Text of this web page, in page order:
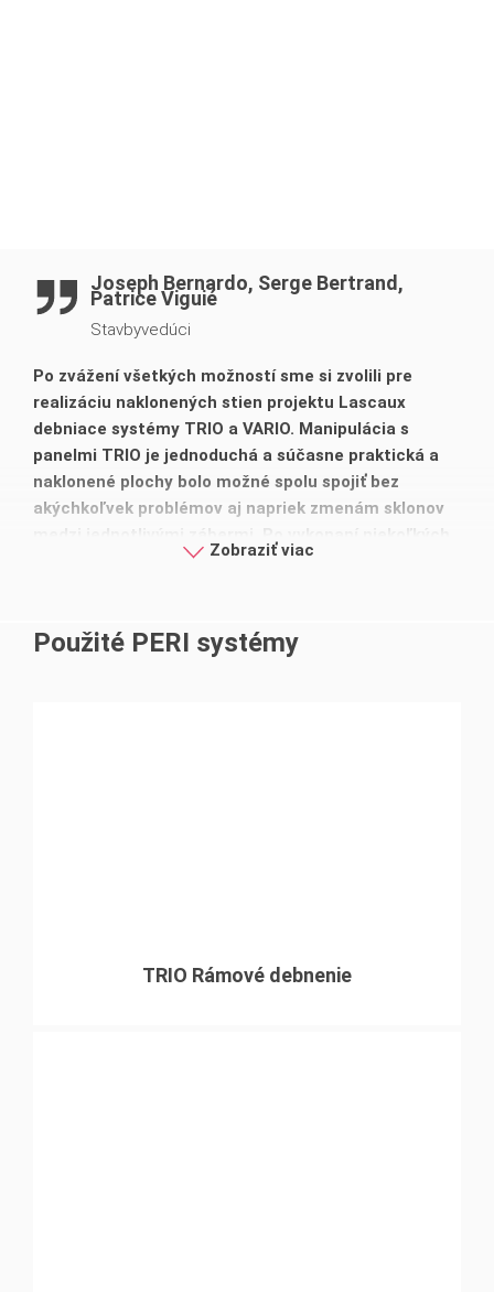
Joseph Bernardo, Serge Bertrand,
Patrice Viguié
Stavbyvedúci
Po zvážení všetkých možností sme si zvolili pre
realizáciu naklonených stien projektu Lascaux
debniace systémy TRIO a VARIO. Manipulácia s
panelmi TRIO je jednoduchá a súčasne praktická a
naklonené plochy bolo možné spolu spojiť bez
akýchkoľvek problémov aj napriek zmenám sklonov
prispôsobení sa debnenie VARIO osvedčilo ako veľmi
Zobraziť viac
Použité PERI systémy
TRIO Rámové debnenie